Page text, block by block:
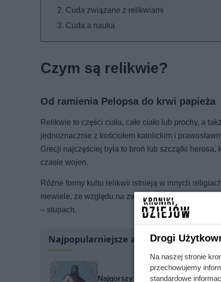
Cuda związane z relikwiami
Cuda a nauka
Czym są relikwie?
Od ramienia Pelopsa do krwi papieża
Relikwie to części ciała, całe ciało lub prochy, a
jednoznacznie z kościołem katolickim i
Grecji najczęściej była to broń lub szczątki
czasie wojen.
Różne formy kultu relikwii istnieją w innych
niewiele, ze względu na zwyczaje pogrzebowe)
– stupach.
Najpopularniejsze artykuły
Najgorszy rok w życiu Mieszka II!
Drogi
Na naszej stronie
przechowujemy
standardowe